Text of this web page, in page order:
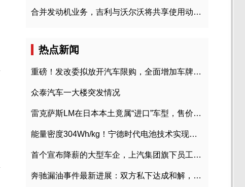
合并发动机业务，吉利与沃尔沃将共享使用动力总成
热点新闻
重磅！发改委拟放开汽车限购，全面增加车牌指标
众泰汽车一大楼突发情况
雷克萨斯LM在日本本土竟属“进口”车型，售价2580万日元
能量密度304Wh/kg！宁德时代电池技术实现突破
首个宣布降薪的大型车企，上汽集团旗下员工降薪文件曝光
奔驰漏油事件最新进展：双方私下达成和解，工商已介入调查